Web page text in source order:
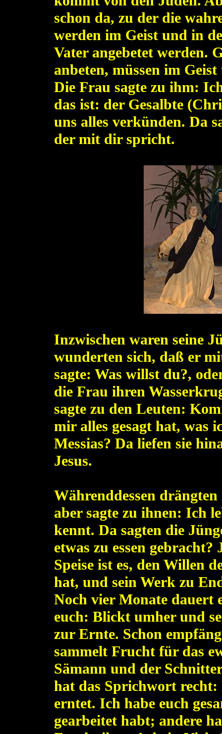
schon da, zu der die
werden im Geist und in
Vater angebetet werden.
anbeten, müssen im
Die Frau sagte zu ihm:
das ist: der Gesalbte
uns alles verkünden. Da
der mit dir spricht.
Inzwischen waren seine
wunderten sich, daß er
sagte: Was willst du?,
die Frau ihren
sagte zu den Leuten:
mir alles gesagt hat, was
Messias? Da liefen sie
Jesus.
Währenddessen
aber sagte zu ihnen: Ich
kennt. Da sagten die
etwas zu essen gebracht?
Speise ist es, den Willen
hat, und sein Werk zu
Noch vier Monate dauert
euch: Blickt umher und
zur Ernte. Schon
sammelt Frucht für das
Sämann und der
hat das Sprichwort
erntet. Ich habe euch
gearbeitet habt; andere